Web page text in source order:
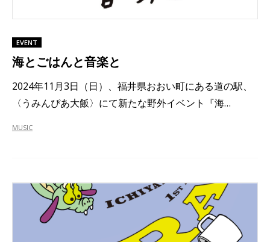
EVENT
海とごはんと音楽と
2024年11月3日（日）、福井県おおい町にある道の駅、
〈うみんぴあ大飯〉にて新たな野外イベント『海…
MUSIC